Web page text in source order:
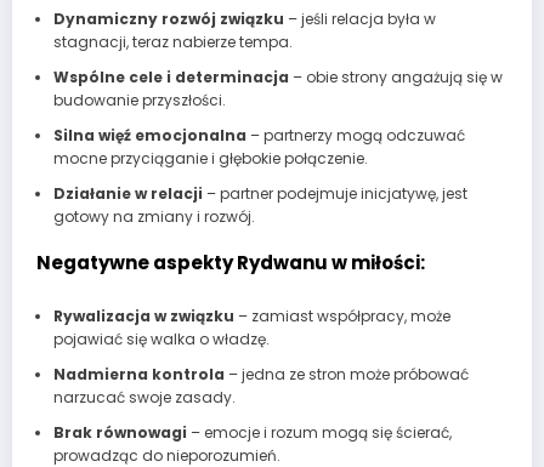
Dynamiczny rozwój związku – jeśli relacja była w
stagnacji, teraz nabierze tempa.
Wspólne cele i determinacja – obie strony angażują się w
budowanie przyszłości.
Silna więź emocjonalna – partnerzy mogą odczuwać
mocne przyciąganie i głębokie połączenie.
Działanie w relacji – partner podejmuje inicjatywę, jest
gotowy na zmiany i rozwój.
Negatywne aspekty Rydwanu w miłości:
Rywalizacja w związku – zamiast współpracy, może
pojawiać się walka o władzę.
Nadmierna kontrola – jedna ze stron może próbować
narzucać swoje zasady.
Brak równowagi – emocje i rozum mogą się ścierać,
prowadząc do nieporozumień.